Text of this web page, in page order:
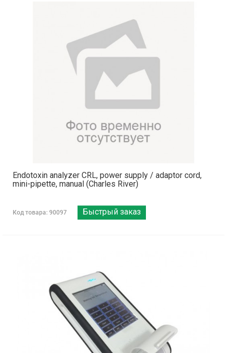
Endotoxin analyzer CRL, power supply / adaptor cord,
mini-pipette, manual (Charles River)
Код товара: 90097 Быстрый заказ